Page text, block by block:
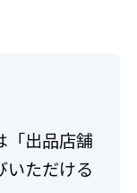
「出品店舗
いただける